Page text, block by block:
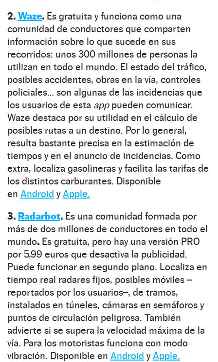
2. Waze. Es gratuita y funciona como una
comunidad de conductores que comparten
información sobre lo que sucede en sus
recorridos: unos 300 millones de personas la
utilizan en todo el mundo. El estado del tráfico,
posibles accidentes, obras en la vía, controles
policiales… son algunas de las incidencias que
los usuarios de esta apppueden comunicar.
Waze destaca por su utilidad en el cálculo de
posibles rutas a un destino. Por lo general,
resulta bastante precisa en la estimación de
tiempos y en el anuncio de incidencias. Como
extra, localiza gasolineras y facilita las tarifas de
los distintos carburantes. Disponible
en Android yApple.
3. Radarbot. Es una comunidad formada por
más de dos millones de conductores en todo el
mundo. Es gratuita, pero hay una versión PRO
por 5,99 euros que desactiva la publicidad.
Puede funcionar en segundo plano. Localiza en
tiempo real radares fijos, posibles móviles –
reportados por los usuarios–, de tramos,
instalados en túneles, cámaras en semáforos y
puntos de circulación peligrosa. También
advierte si se supera la velocidad máxima de la
vía. Para los motoristas funciona con modo
vibración. Disponible en Android yApple.